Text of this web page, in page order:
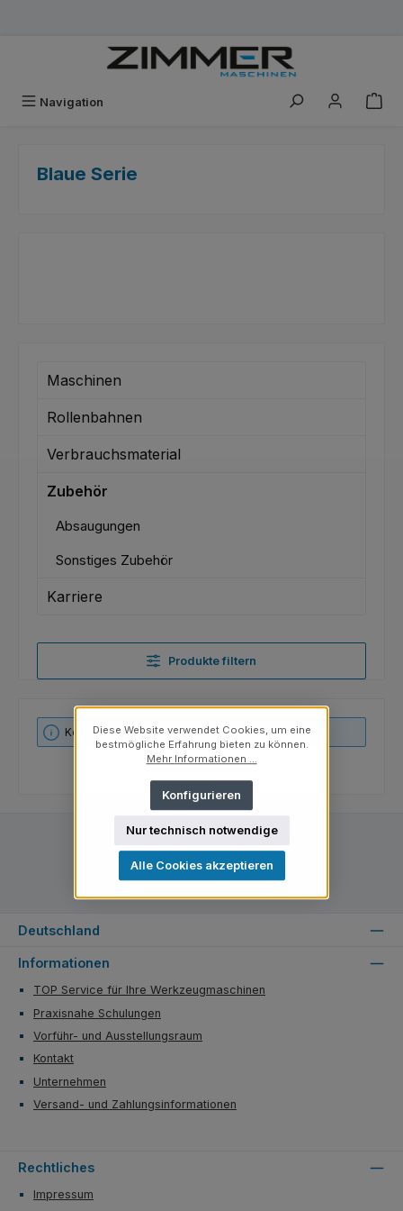
Navigation
Blaue Serie
Maschinen
Rollenbahnen
Verbrauchsmaterial
Zubehör
Absaugungen
Sonstiges Zubehör
Karriere
Produkte filtern
Keine Produkte gefunden.
Informationen
TOP Service für Ihre Werkzeugmaschinen
Praxisnahe Schulungen
Vorführ- und Ausstellungsraum
Kontakt
Unternehmen
Versand- und Zahlungsinformationen
Rechtliches
Impressum
Deutschland
Diese Website verwendet Cookies, um eine
bestmögliche Erfahrung bieten zu können.
Mehr Informationen ...
Nur technisch notwendige
Konfigurieren
Alle Cookies akzeptieren